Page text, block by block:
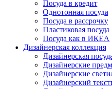
Посуда в кредит
Однотонная посуда
Посуда в рассрочку
Пластиковая посуда
Посуда как в ИКЕА
Дизайнерская коллекция
Дизайнерская
Дизайнерские
Дизайнерские
Дизайнерский